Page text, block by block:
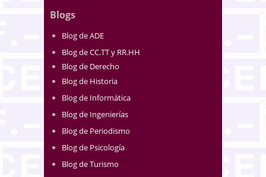
Blogs
Blog de ADE
Blog de CC.TT y RR.HH
Blog de Derecho
Blog de Historia
Blog de Informática
Blog de Ingenierías
Blog de Periodismo
Blog de Psicología
Blog de Turismo